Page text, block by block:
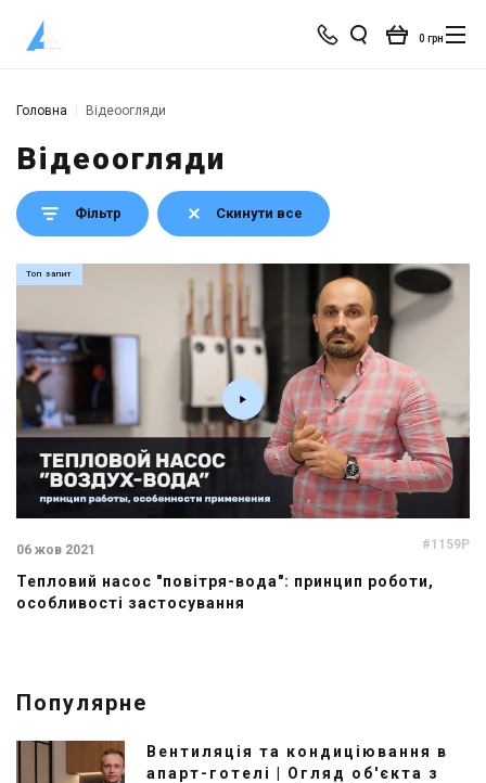
0 грн
Головна Відеоогляди
Відеоогляди
Фільтр Скинути все
Топ запит
06 жов 2021 #1159P
Тепловий насос "повітря-вода": принцип роботи,
особливості застосування
Популярне
Вентиляція та кондиціювання в
апарт-готелі | Огляд об'єкта з